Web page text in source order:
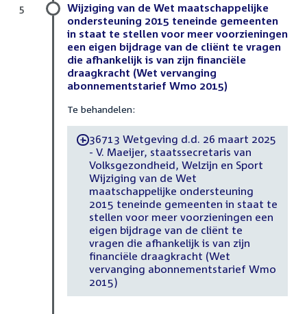
Wijziging van de Wet maatschappelijke
ondersteuning 2015 teneinde gemeenten
in staat te stellen voor meer voorzieningen
een eigen bijdrage van de cliënt te vragen
die afhankelijk is van zijn financiële
draagkracht (Wet vervanging
abonnementstarief Wmo 2015)
Te behandelen:
-36713 Wetgeving d.d. 26 maart 2025
- V. Maeijer, staatssecretaris van
Volksgezondheid, Welzijn en Sport
Wijziging van de Wet
maatschappelijke ondersteuning
2015 teneinde gemeenten in staat te
stellen voor meer voorzieningen een
eigen bijdrage van de cliënt te
vragen die afhankelijk is van zijn
financiële draagkracht (Wet
vervanging abonnementstarief Wmo
2015)
5